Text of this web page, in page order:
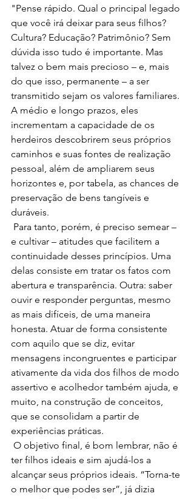
"Pense rápido. Qual o principal legado
que você irá deixar para seus filhos?
Cultura? Educação? Patrimônio? Sem
dúvida isso tudo é importante. Mas
talvez o bem mais precioso – e, mais
do que isso, permanente – a ser
transmitido sejam os valores familiares.
A médio e longo prazos, eles
incrementam a capacidade de os
herdeiros descobrirem seus próprios
caminhos e suas fontes de realização
pessoal, além de ampliarem seus
horizontes e, por tabela, as chances de
preservação de bens tangíveis e
duráveis.
e cultivar – atitudes que facilitem a
continuidade desses princípios. Uma
delas consiste em tratar os fatos com
abertura e transparência. Outra: saber
ouvir e responder perguntas, mesmo
as mais difíceis, de uma maneira
honesta. Atuar de forma consistente
com aquilo que se diz, evitar
mensagens incongruentes e participar
ativamente da vida dos filhos de modo
assertivo e acolhedor também ajuda, e
muito, na construção de conceitos,
que se consolidam a partir de
experiências práticas.
ter filhos ideais e sim ajudá-los a
alcançar seus próprios ideais. “Torna-te
o melhor que podes ser”, já dizia